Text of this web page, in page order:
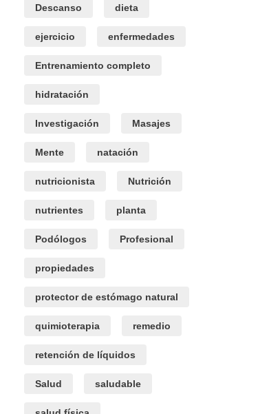
Descanso dieta
ejercicio enfermedades
Entrenamiento completo
hidratación
Investigación Masajes
Mente natación
nutricionista Nutrición
nutrientes planta
Podólogos Profesional
propiedades
protector de estómago natural
quimioterapia remedio
retención de líquidos
Salud saludable